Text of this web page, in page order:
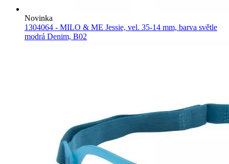
Novinka
1304064 - MILO & ME Jessie, vel. 35-14 mm, barva světle
modrá Denim, B02